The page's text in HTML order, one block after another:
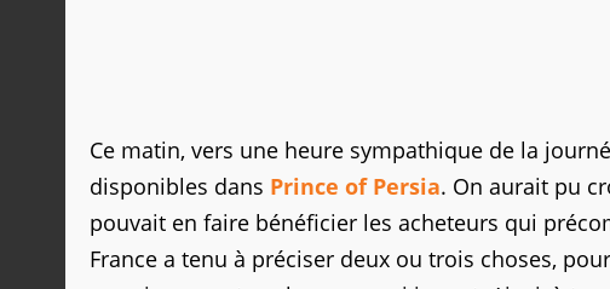
Ce matin, vers une heure sympathique de la
disponibles dans Prince of Persia. On aurait pu
pouvait en faire bénéficier les acheteurs qui
France a tenu à préciser deux ou trois choses,